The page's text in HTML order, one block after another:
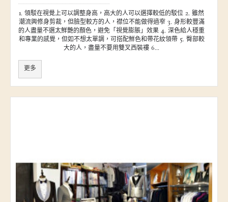
1. 領駁在視覺上可以調整身高，高大的人可以選擇較低的駁位 2. 雖然
潮流興修身剪裁，但臉型較方的人，襟位不能做得過窄 3. 身形較豐滿
的人盡量不選太鮮艷的顏色，避免「視覺膨脹」效果 4. 深色給人穩重
和專業的感覺，但如不想太單調，可搭配鮮色和帶花紋領帶 5. 臀部較
大的人，盡量不要用雙叉西裝褸 6...
更多